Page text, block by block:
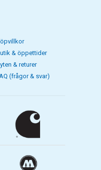
& öppettider
& returer
(frågor & svar)